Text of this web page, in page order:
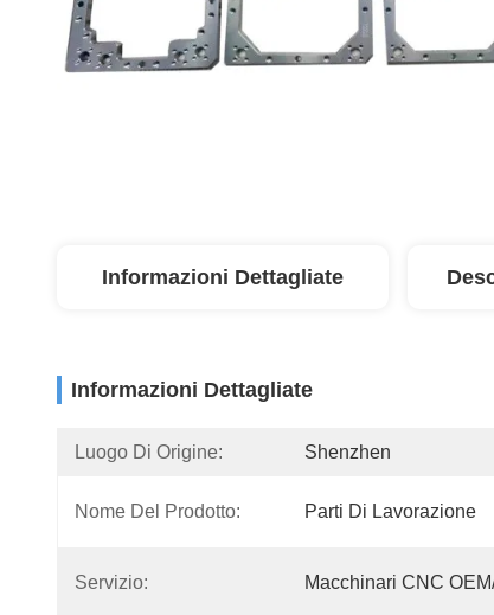
Informazioni Dettagliate
Informazioni Dettagliate
Luogo Di Origine: Shenzhen
Nome Del Prodotto: Parti Di Lavorazione
Servizio: Macchinari CNC